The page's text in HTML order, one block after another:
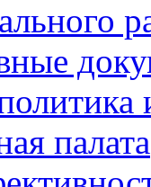
палата